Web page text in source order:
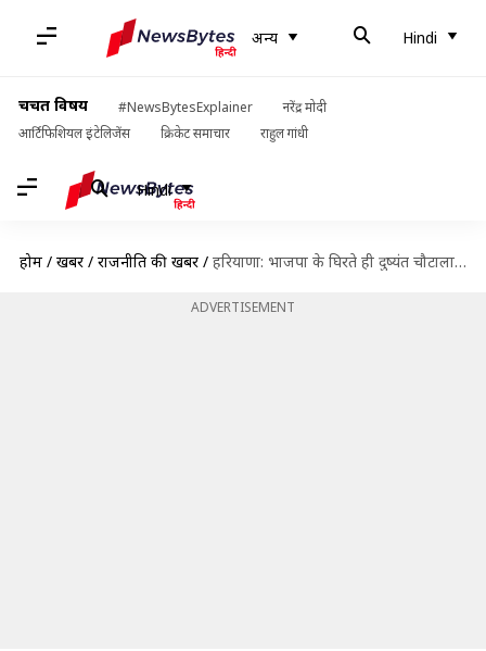
अन्य Hindi
चर्चित विषय #NewsBytesExplainer
नरेंद्र मोदी
आर्टिफिशियल इंटेलिजेंस
क्रिकेट समाचार राहुल गांधी
Hindi
होम / खबरें / राजनीति की खबरें / हरियाणा: भाजपा के घिरते ही दुष्यंत चौटाला सक्रिय, बोले- कांग्रेस को समर्थन देने को तैयार
ADVERTISEMENT